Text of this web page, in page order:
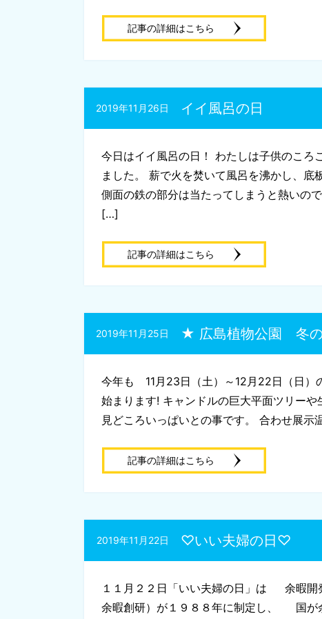
記事の詳細はこちら
イイ風呂の日
2019年11月26日
今日はイイ風呂の日！ わたしは子供のころ
ました。 薪で火を焚いて風呂を沸かし、底
側面の鉄の部分は当たってしまうと熱いの
[…]
記事の詳細はこちら
★ 広島植物公園 冬
2019年11月25日
今年も 11月23日（土）～12月22日（日
始まります! キャンドルの巨大平面ツリー
見どころいっぱいとの事です。 合わせ展
記事の詳細はこちら
♡いい夫婦の日♡
2019年11月22日
１１月２２日「いい夫婦の日」は 余暇開
余暇創研）が１９８８年に制定し、 国が